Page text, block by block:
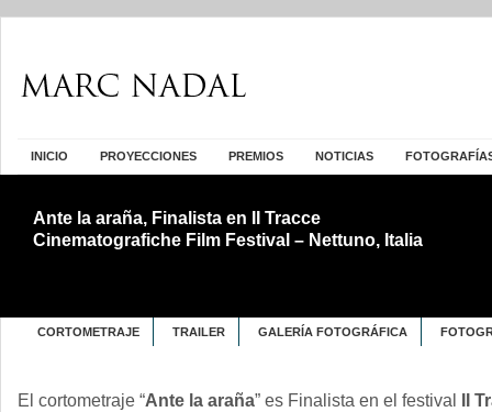
INICIO PROYECCIONES PREMIOS NOTICIAS
Ante la araña, Finalista en II Tracce
Cinematografiche Film Festival – Nettuno, Italia
CORTOMETRAJE TRAILER GALERÍA FOTOGRÁFICA
El cortometraje “Ante la araña” es Finalista en el festival
II